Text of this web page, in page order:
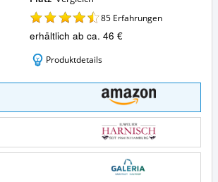
85 Erfahrungen
erhältlich ab ca. 46 €
Produktdetails